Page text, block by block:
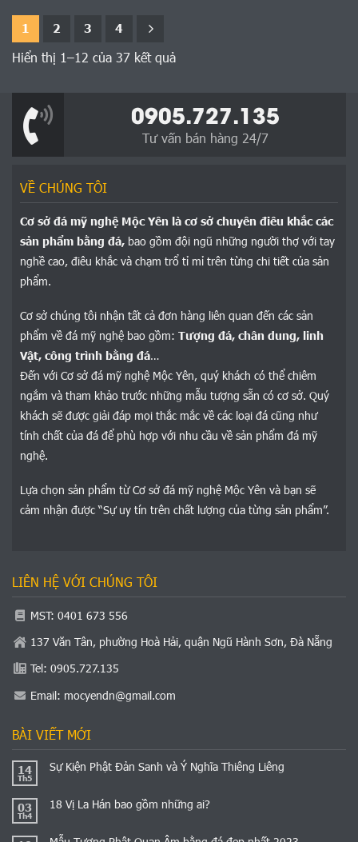
1 2 3 4
Hiển thị 1–12 của 37 kết quả
0905.727.135
Tư vấn bán hàng 24/7
VỀ CHÚNG TÔI
Cơ sở đá mỹ nghệ Mộc Yên là cơ sở chuyên điêu khắc các
sản phẩm bằng đá, bao gồm đội ngũ những người thợ với tay
nghề cao, điêu khắc và chạm trổ tỉ mỉ trên từng chi tiết của sản
phẩm.
Cơ sở chúng tôi nhận tất cả đơn hàng liên quan đến các sản
phẩm về đá mỹ nghệ bao gồm: Tượng đá, chân dung, linh
Vật, công trình bằng đá…
Đến với Cơ sở đá mỹ nghệ Mộc Yên, quý khách có thể chiêm
ngắm và tham khảo trước những mẫu tượng sẵn có cơ sở. Quý
khách sẽ được giải đáp mọi thắc mắc về các loại đá cũng như
tính chất của đá để phù hợp với nhu cầu về sản phẩm đá mỹ
nghệ.
Lựa chọn sản phẩm từ Cơ sở đá mỹ nghệ Mộc Yên và bạn sẽ
cảm nhận được “Sự uy tín trên chất lượng của từng sản phẩm”.
LIÊN HỆ VỚI CHÚNG TÔI
MST: 0401 673 556
137 Văn Tân, phường Hoà Hải, quận Ngũ Hành Sơn, Đà Nẵng
Tel: 0905.727.135
Email: mocyendn@gmail.com
BÀI VIẾT MỚI
14
Th5
Sự Kiện Phật Đản Sanh và Ý Nghĩa Thiêng Liêng
03
Th4
18 Vị La Hán bao gồm những ai?